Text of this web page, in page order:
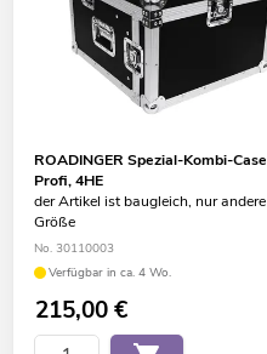
ROADINGER Spezial-Kombi-Case
Profi, 4HE
der Artikel ist baugleich, nur andere
Größe
No. 30110003
Verfügbar in ca. 4 Wo.
215,00€